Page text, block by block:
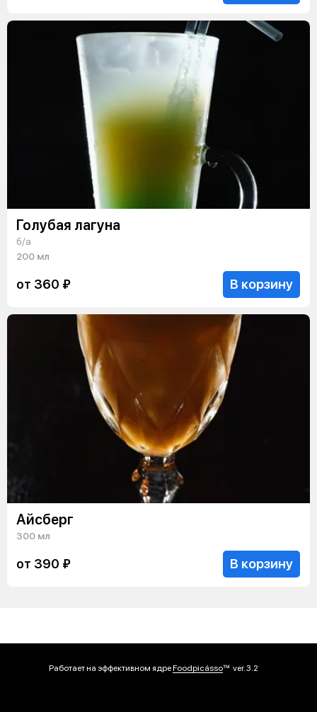
Голубая лагуна
б/а
200 мл
от 360 ₽ В корзину
Айсберг
300 мл
от 390 ₽ В корзину
Работает на эффективном ядреFoodpicássover. 3.2